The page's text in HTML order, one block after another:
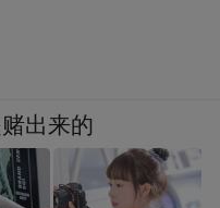
出来的